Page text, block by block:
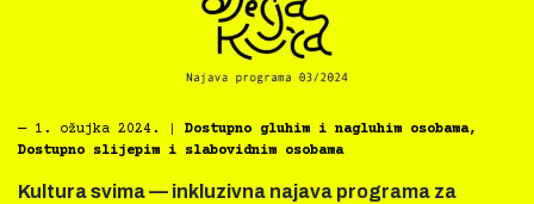
― 1. ožujka 2024. Dostupno gluhim i nagluhim osobama,
Dostupno slijepim i slabovidnim osobama
Kultura svima — inkluzivna najava programa za